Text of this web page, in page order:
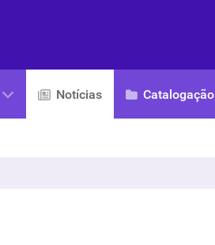
Notícias Catalogação